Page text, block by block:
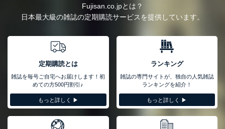
Fujisan.co.jpとは？
日本最大級の雑誌の定期購読サービスを提供しています。
定期購読とは
雑誌を毎号ご自宅へお届けします！初
めての方500円割引♪
もっと詳しく ▶︎
ランキング
雑誌の専門サイトが、独自の人気雑誌
ランキングを紹介！
もっと詳しく ▶︎